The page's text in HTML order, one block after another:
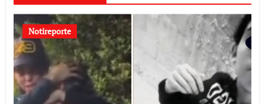
Notireporte